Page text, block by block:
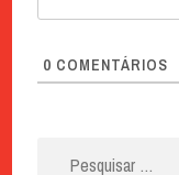
0 COMENTÁRIOS